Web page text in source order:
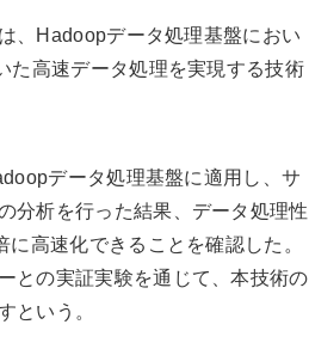
、Hadoopデータ処理基盤におい
た高速データ処理を実現する技術
データ処理基盤に適用し、サ
分析を行った結果、データ処理性
に高速化できることを確認した。
との実証実験を通じて、本技術の
という。